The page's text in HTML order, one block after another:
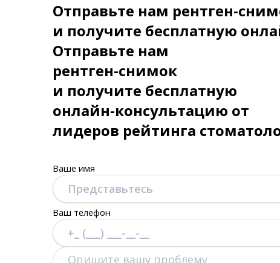
Отправьте нам рентген-
и получите бесплатную
Отправьте нам
рентген-снимок
и получите бесплатную
онлайн-консультацию от
лидеров рейтинга
Ваше имя
Ваш телефон